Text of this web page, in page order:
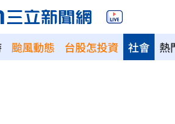
颱風動態 台股怎投資 熱
社會